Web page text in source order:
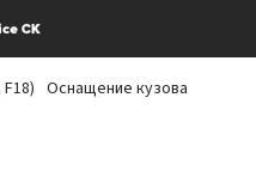
Оснащение кузова